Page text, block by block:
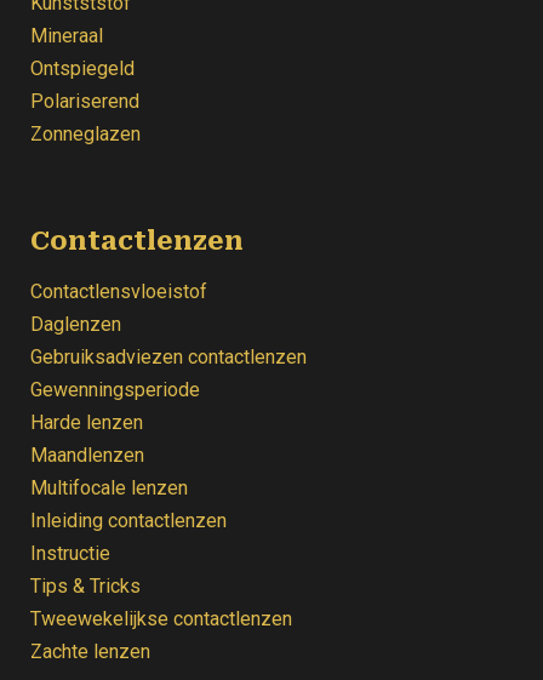
Mineraal
Ontspiegeld
Polariserend
Zonneglazen
Contactlenzen
Contactlensvloeistof
Daglenzen
Gebruiksadviezen contactlenzen
Gewenningsperiode
Harde lenzen
Maandlenzen
Multifocale lenzen
Inleiding contactlenzen
Instructie
Tips & Tricks
Tweewekelijkse contactlenzen
Zachte lenzen